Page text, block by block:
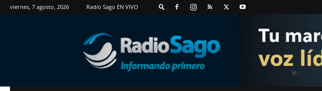
viernes, 7 agosto, 2026 Radio Sago EN VIVO
RadioSago